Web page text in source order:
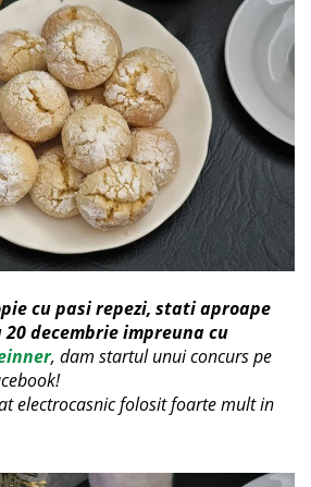
cu pasi repezi, stati aproape
decembrie impreuna cu
, dam startul unui concurs pe
electrocasnic folosit foarte mult in